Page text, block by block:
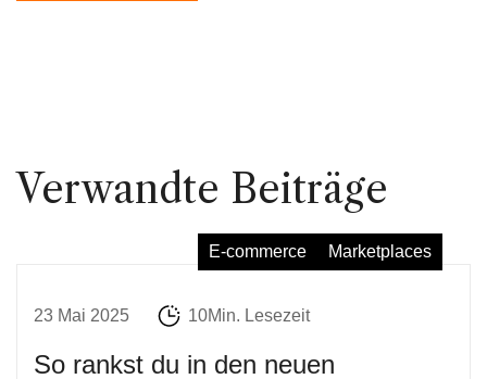
Verwandte Beiträge
E-commerce Marketplaces
23 Mai 2025 10Min. Lesezeit
So rankst du in den neuen